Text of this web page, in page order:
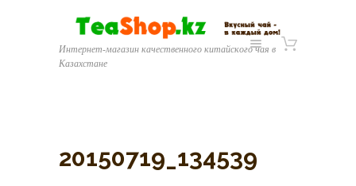
Интернет-магазин качественного китайского чая в
Казахстане
20150719_134539